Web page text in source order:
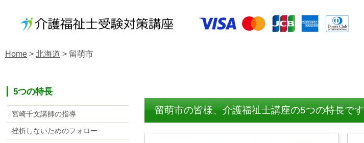
Home > 北海道 > 留萌市
留萌市の皆様、介護福祉士講座の5つの特長です
5つの特長
宮崎千文講師の指導
挫折しないためのフォロー